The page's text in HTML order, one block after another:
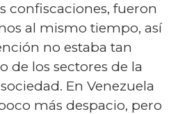
confiscaciones, fueron
al mismo tiempo, así
no estaba tan
de los sectores de la
En Venezuela
más despacio, pero